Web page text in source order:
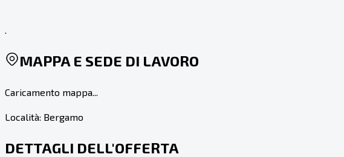
.
MAPPA E SEDE DI LAVORO
Caricamento mappa...
Località: Bergamo
DETTAGLI DELL'OFFERTA